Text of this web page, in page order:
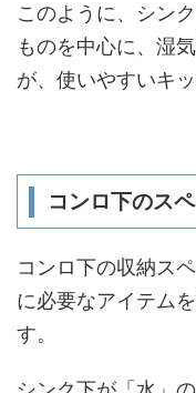
このように、シン
ものを中心に、湿
が、使いやすいキ
コンロ下のス
コンロ下の収納ス
に必要なアイテム
す。